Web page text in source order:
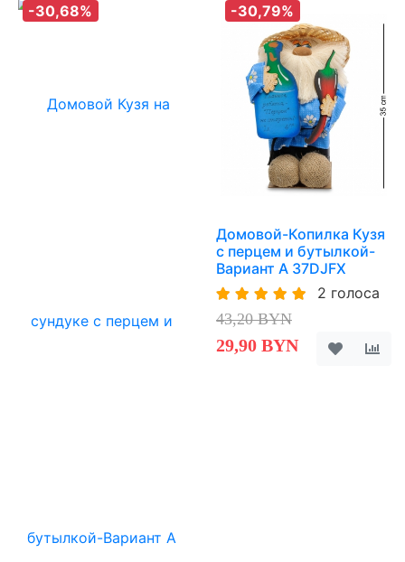
-30,68% -30,79%
Домовой-Копилка Кузя
с перцем и бутылкой-
Вариант A 37DJFX
2 голоса
43,20 BYN
29,90 BYN